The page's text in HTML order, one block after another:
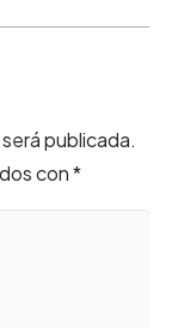
publicada.
con*